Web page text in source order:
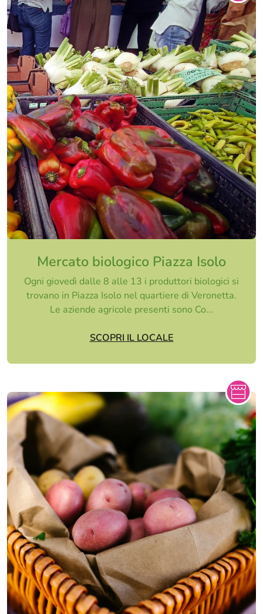
Mercato biologico Piazza Isolo
Ogni giovedì dalle 8 alle 13 i produttori biologici si
trovano in Piazza Isolo nel quartiere di Veronetta.
Le aziende agricole presenti sono Co...
SCOPRI IL LOCALE